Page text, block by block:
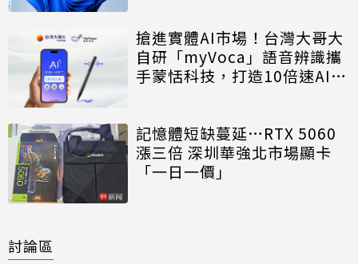
搶進實體AI市場！台灣大哥大
自研「myVoca」語音辨識攜
手蒙恬科技，打造10倍速AI錄
記憶體短缺蔓延…RTX 5060
漲三倍 深圳華強北市場顯卡
「一日一價」
討論區